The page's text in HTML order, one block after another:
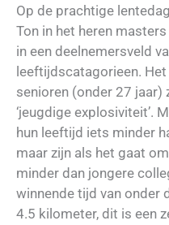
Op de prachtige
Ton in het heren
in een deelnemersveld
leeftijdscatagorieen.
senioren (onder 27 jaar)
‘jeugdige explosiviteit’.
hun leeftijd iets minder
maar zijn als het gaat
minder dan jongere
winnende tijd van onder
4.5 kilometer, dit is een